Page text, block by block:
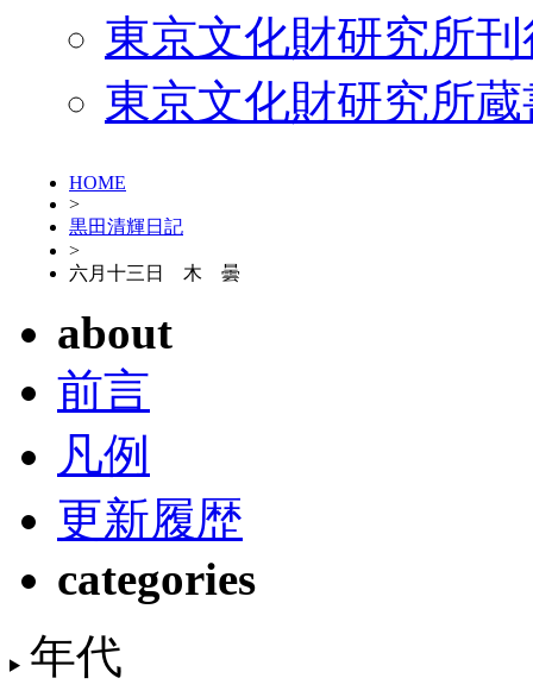
東京文化財研究所
東京文化財研究所
HOME
>
黒田清輝日記
>
六月十三日 木 曇
about
前言
凡例
更新履歴
categories
年代